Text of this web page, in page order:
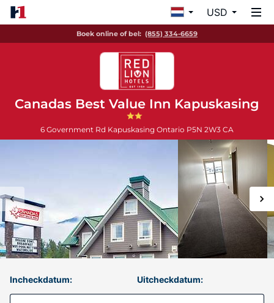
USD
Boek online of bel: (855) 334-6659
Canadas Best Value Inn Kapuskasing
6 Government Rd Kapuskasing Ontario P5N 2W3 CA
Incheckdatum: Uitcheckdatum: